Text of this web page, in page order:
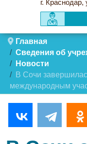
г.
Главная
Сведения об
Новости
В Сочи
международным